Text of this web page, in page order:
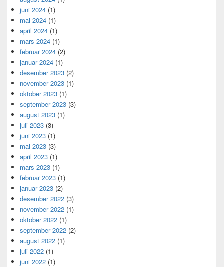
juni 2024 (1)
mai 2024 (1)
april 2024 (1)
mars 2024 (1)
februar 2024 (2)
januar 2024 (1)
desember 2023 (2)
november 2023 (1)
oktober 2023 (1)
september 2023 (3)
august 2023 (1)
juli 2023 (3)
juni 2023 (1)
mai 2023 (3)
april 2023 (1)
mars 2023 (1)
februar 2023 (1)
januar 2023 (2)
desember 2022 (3)
november 2022 (1)
oktober 2022 (1)
september 2022 (2)
august 2022 (1)
juli 2022 (1)
juni 2022 (1)